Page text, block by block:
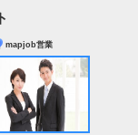
mapjob営業